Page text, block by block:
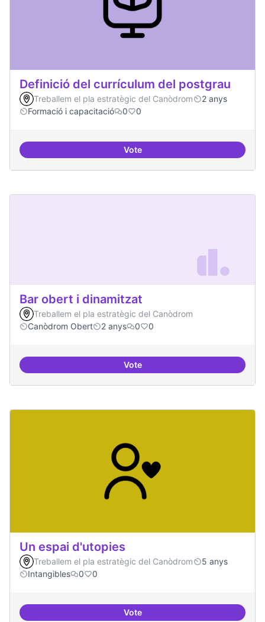
Definició del currículum del postgrau
Treballem el pla estratègic del Canòdrom
2 anys
Formació i capacitació
0 0
VoteDefinició del currículum del
Bar obert i dinamitzat
Treballem el pla estratègic del Canòdrom
Canòdrom Obert
2 anys 0 0
VoteBar obert i dinamitzat
Un espai d'utopies
Treballem el pla estratègic del Canòdrom
5 anys
Intangibles
0 0
VoteUn espai d'utopies